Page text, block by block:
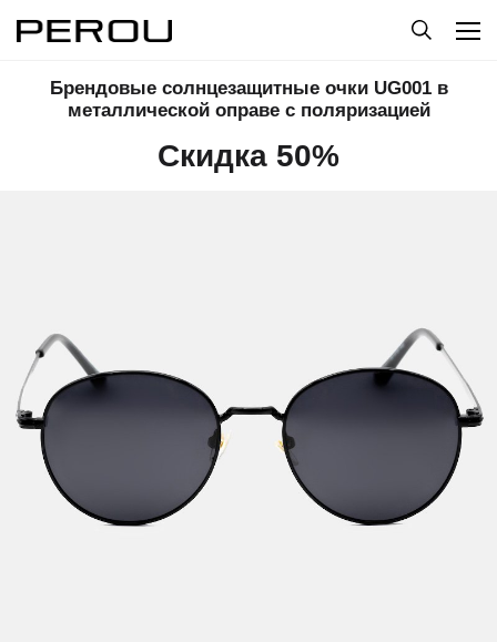
Брендовые солнцезащитные очки UG001 в
металлической оправе с поляризацией
Скидка 50%